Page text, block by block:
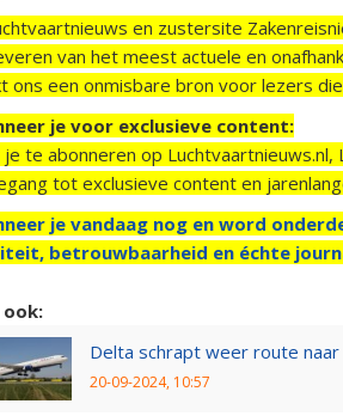
en zustersite
van het meest actuele en
ons een onmisbare bron voor lezers
je voor exclusieve content:
te abonneren op
tot exclusieve content en
je vandaag nog en word
betrouwbaarheid en échte
ook:
Delta schrapt weer route
20-09-2024, 10:57